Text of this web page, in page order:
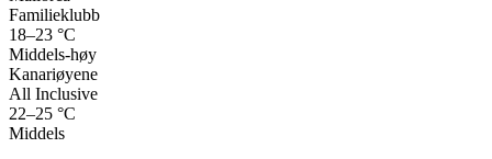
Familieklubb
18–23 °C
Middels-høy
Kanariøyene
All Inclusive
22–25 °C
Middels